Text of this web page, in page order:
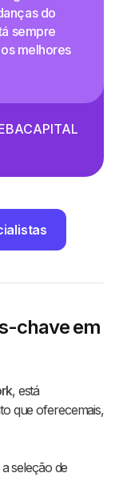
do
sempre
melhores
chave em
, está
que oferecemais,
seleção de